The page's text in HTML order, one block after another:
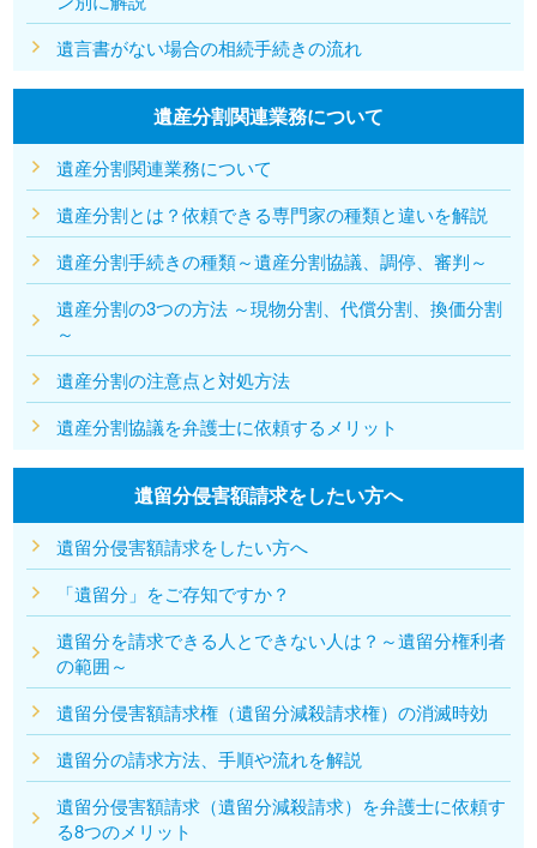
遺言書がない場合の相続手続きの流れ
遺産分割関連業務について
遺産分割関連業務について
遺産分割とは？依頼できる専門家の種類と違いを解説
遺産分割手続きの種類～遺産分割協議、調停、審判～
遺産分割の3つの方法 ～現物分割、代償分割、換価分割
～
遺産分割の注意点と対処方法
遺産分割協議を弁護士に依頼するメリット
遺留分侵害額請求をしたい方へ
遺留分侵害額請求をしたい方へ
「遺留分」をご存知ですか？
遺留分を請求できる人とできない人は？～遺留分権利者
の範囲～
遺留分侵害額請求権（遺留分減殺請求権）の消滅時効
遺留分の請求方法、手順や流れを解説
遺留分侵害額請求（遺留分減殺請求）を弁護士に依頼す
る8つのメリット